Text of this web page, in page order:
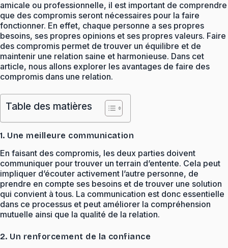
amicale ou professionnelle, il est important de comprendre
que des compromis seront nécessaires pour la faire
fonctionner. En effet, chaque personne a ses propres
besoins, ses propres opinions et ses propres valeurs. Faire
des compromis permet de trouver un équilibre et de
maintenir une relation saine et harmonieuse. Dans cet
article, nous allons explorer les avantages de faire des
compromis dans une relation.
Table des matières
1. Une meilleure communication
En faisant des compromis, les deux parties doivent
communiquer pour trouver un terrain d’entente. Cela peut
impliquer d’écouter activement l’autre personne, de
prendre en compte ses besoins et de trouver une solution
qui convient à tous. La communication est donc essentielle
dans ce processus et peut améliorer la compréhension
mutuelle ainsi que la qualité de la relation.
2. Un renforcement de la confiance